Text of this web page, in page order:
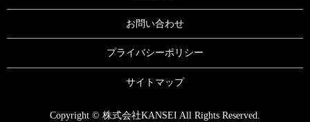
お問い合わせ
プライバシーポリシー
サイトマップ
Copyright © 株式会社KANSEI All Rights Reserved.